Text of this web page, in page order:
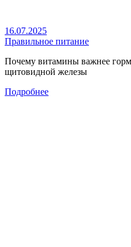
16.07.2025
Правильное питание
Почему витамины важнее
щитовидной железы
Подробнее